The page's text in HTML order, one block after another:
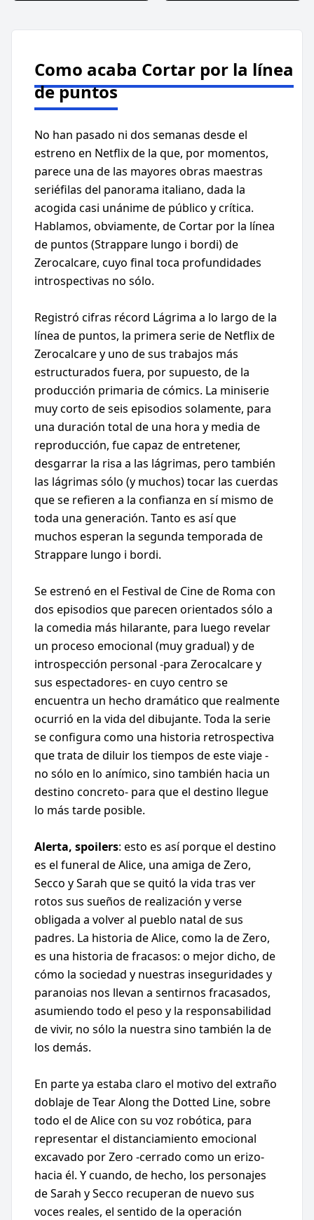
Como acaba Cortar por la línea
de puntos
No han pasado ni dos semanas desde el
estreno en Netflix de la que, por momentos,
parece una de las mayores obras maestras
seriéfilas del panorama italiano, dada la
acogida casi unánime de público y crítica.
Hablamos, obviamente, de Cortar por la línea
de puntos (Strappare lungo i bordi) de
Zerocalcare, cuyo final toca profundidades
introspectivas no sólo.
Registró cifras récord Lágrima a lo largo de la
línea de puntos, la primera serie de Netflix de
Zerocalcare y uno de sus trabajos más
estructurados fuera, por supuesto, de la
producción primaria de cómics. La miniserie
muy corto de seis episodios solamente, para
una duración total de una hora y media de
reproducción, fue capaz de entretener,
desgarrar la risa a las lágrimas, pero también
las lágrimas sólo (y muchos) tocar las cuerdas
que se refieren a la confianza en sí mismo de
toda una generación. Tanto es así que
muchos esperan la segunda temporada de
Strappare lungo i bordi.
Se estrenó en el Festival de Cine de Roma con
dos episodios que parecen orientados sólo a
la comedia más hilarante, para luego revelar
un proceso emocional (muy gradual) y de
introspección personal -para Zerocalcare y
sus espectadores- en cuyo centro se
encuentra un hecho dramático que realmente
ocurrió en la vida del dibujante. Toda la serie
se configura como una historia retrospectiva
que trata de diluir los tiempos de este viaje -
no sólo en lo anímico, sino también hacia un
destino concreto- para que el destino llegue
lo más tarde posible.
Alerta, spoilers: esto es así porque el destino
es el funeral de Alice, una amiga de Zero,
Secco y Sarah que se quitó la vida tras ver
rotos sus sueños de realización y verse
obligada a volver al pueblo natal de sus
padres. La historia de Alice, como la de Zero,
es una historia de fracasos: o mejor dicho, de
cómo la sociedad y nuestras inseguridades y
paranoias nos llevan a sentirnos fracasados,
asumiendo todo el peso y la responsabilidad
de vivir, no sólo la nuestra sino también la de
los demás.
En parte ya estaba claro el motivo del extraño
doblaje de Tear Along the Dotted Line, sobre
todo el de Alice con su voz robótica, para
representar el distanciamiento emocional
excavado por Zero -cerrado como un erizo-
hacia él. Y cuando, de hecho, los personajes
de Sarah y Secco recuperan de nuevo sus
voces reales, el sentido de la operación